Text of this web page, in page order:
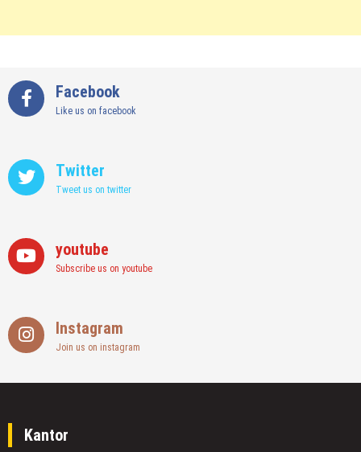
Facebook
Like us on facebook
Twitter
Tweet us on twitter
youtube
Subscribe us on youtube
Instagram
Join us on instagram
Kantor